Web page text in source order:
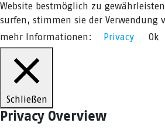
Website bestmöglich zu
surfen, stimmen sie der Verwendung
mehr Informationen:
Privacy Ok
Schließen
Privacy Overview